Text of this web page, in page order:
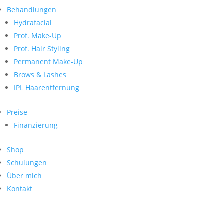
Behandlungen
Hydrafacial
Prof. Make-Up
Prof. Hair Styling
Permanent Make-Up
Brows & Lashes
IPL Haarentfernung
Preise
Finanzierung
Shop
Schulungen
Über mich
Kontakt
nach:
Neueste Kommentare
Archiv
Kategorien
Keine Kategorien
Meta
Anmelden
Feed der Einträge
WordPress.org
Search
nach:
Archive
Kontakt
Impressum
Datenschutz